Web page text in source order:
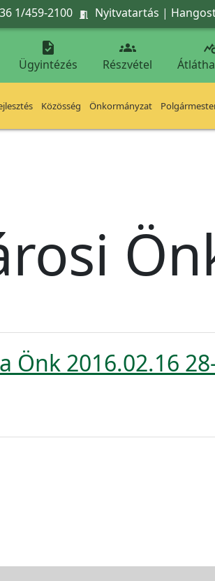
1/459-2100  Nyitvatartás |

Ügyintézés

Részvétel
Közösség Önkormányzat
Önk 2016.02.16